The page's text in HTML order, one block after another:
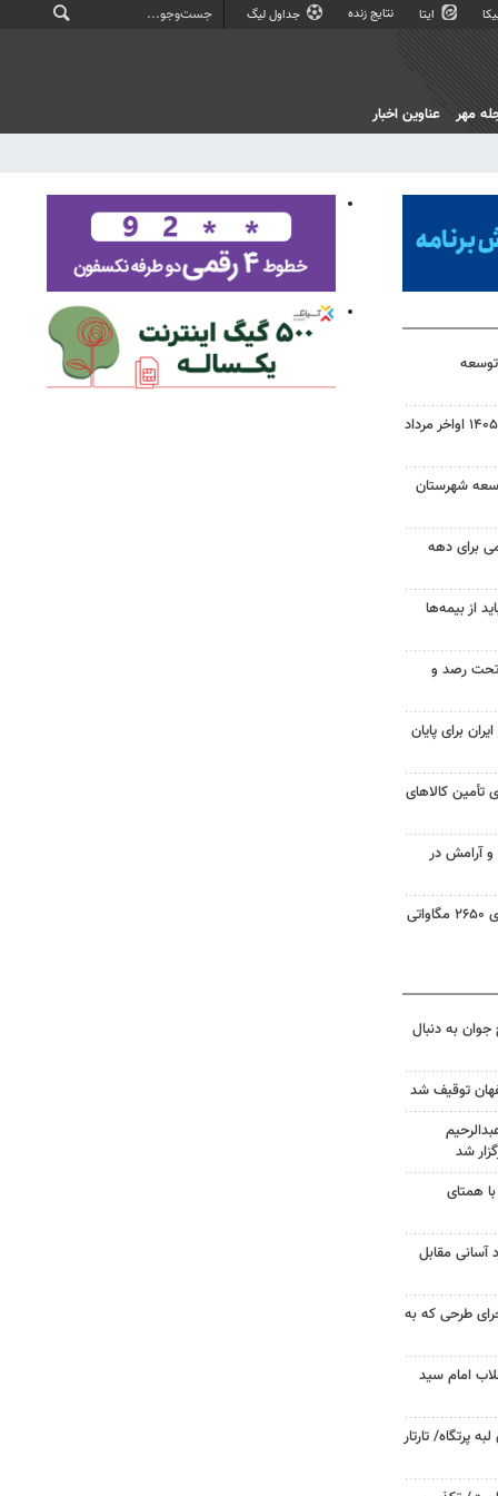
ایتا نتایج زنده جداول لیگ
مهر عناوین اخبار
توسعه
نتایج نهایی آزمون دکتری سال ۱۴۰۵ اواخر مرداد
شهرستان
برای دهه
از بیمه‌ها
تحت رصد و
برای پایان
تأمین کالاهای
و آرامش در
حسینی: ایجاد نیروگاه خورشیدی ۲۶۵۰ مگاواتی
به دنبال
شد
همتای
آسانی مقابل
طرحی که به
امام سید
پرتگاه/ تارتار